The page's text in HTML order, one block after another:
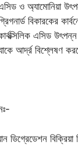
ও অ্যামোনিয়া
বিকারকের
এসিড
আর্দ্র বিশ্লেষণ
ডিগ্রেডেশন